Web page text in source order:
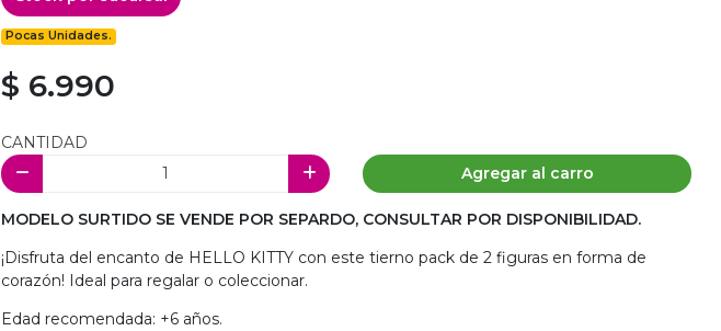
Pocas Unidades.
$ 6.990
CANTIDAD
Agregar al carro
MODELO SURTIDO SE VENDE POR SEPARDO, CONSULTAR POR DISPONIBILIDAD.
¡Disfruta del encanto de HELLO KITTY con este tierno pack de 2 figuras en forma de
corazón! Ideal para regalar o coleccionar.
Edad recomendada: +6 años.